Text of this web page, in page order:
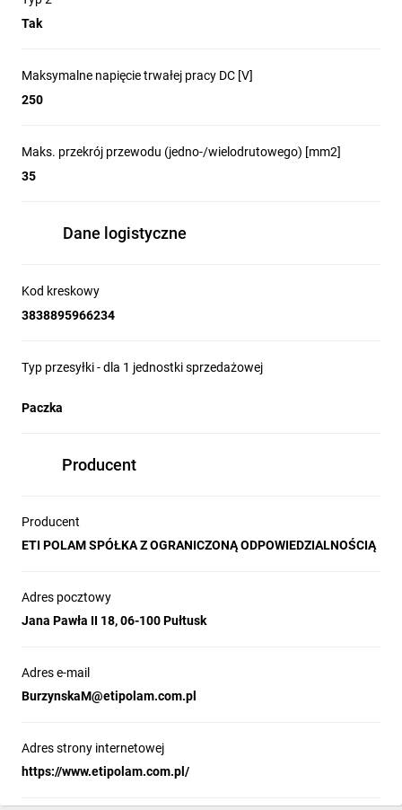
Tak
Maksymalne napięcie trwałej pracy DC [V]
250
Maks. przekrój przewodu (jedno-/wielodrutowego) [mm2]
35
Dane logistyczne
Kod kreskowy
3838895966234
Typ przesyłki - dla 1 jednostki sprzedażowej
Paczka
Producent
Producent
ETI POLAM SPÓŁKA Z OGRANICZONĄ ODPOWIEDZIALNOŚCIĄ
Adres pocztowy
Jana Pawła II 18, 06-100 Pułtusk
Adres e-mail
BurzynskaM@etipolam.com.pl
Adres strony internetowej
https://www.etipolam.com.pl/